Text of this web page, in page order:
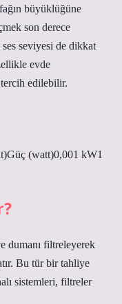
büyüklüğüne
son derece
seviyesi de dikkat
evde
tercih edilebilir.
(watt)0,001 kW1
dumanı filtreleyerek
Bu tür bir tahliye
sistemleri, filtreler